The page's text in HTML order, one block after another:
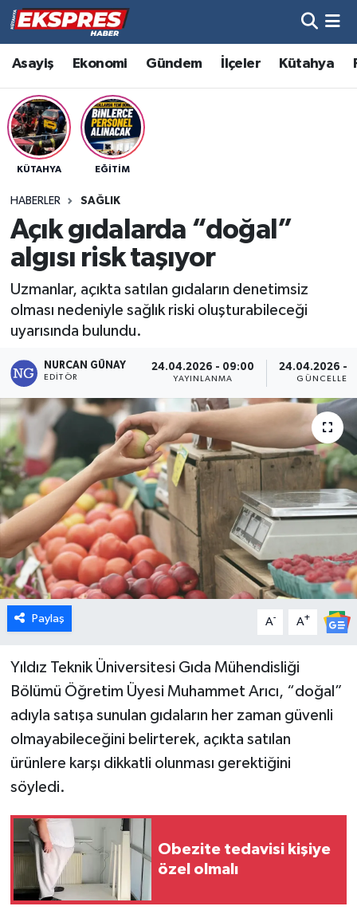
Asayiş Ekonomi Gündem İlçeler Kütahya
KÜTAHYA EĞITIM
HABERLER SAĞLIK
Açık gıdalarda “doğal”
algısı risk taşıyor
Uzmanlar, açıkta satılan gıdaların denetimsiz
olması nedeniyle sağlık riski oluşturabileceği
uyarısında bulundu.
NURCAN GÜNAY
EDITÖR
24.04.2026 - 09:00
YAYINLANMA
24.04.2026 -
Paylaş A- A+
Yıldız Teknik Üniversitesi Gıda Mühendisliği
Bölümü Öğretim Üyesi Muhammet Arıcı, “doğal”
adıyla satışa sunulan gıdaların her zaman güvenli
olmayabileceğini belirterek, açıkta satılan
ürünlere karşı dikkatli olunması gerektiğini
söyledi.
Obezite tedavisi kişiye
özel olmalı
Altıntaş
Asayiş
Aslanapa
Bölge
Çavdarhisar
Domaniç
Eğitim
Ekonomi
Emet
Foto Galeri
Gediz
Genel
Gündem
Hisarcık
İlçeler
Köşe Yazıları
Kültür Sanat
Kütahya
Hava Durumu
Trafik Durumu
Süper Lig Puan Durumu ve Fikstür
Son Dakika Haberleri
Haber Arşivi